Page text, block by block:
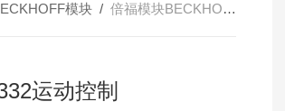
模块/ 倍福模块BECKHOFF EL7332运动控制
运动控制